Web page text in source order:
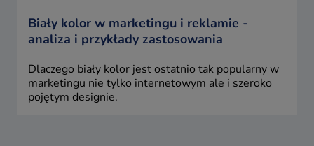
Biały kolor w marketingu i reklamie -
analiza i przykłady zastosowania
Dlaczego biały kolor jest ostatnio tak popularny w
marketingu nie tylko internetowym ale i szeroko
pojętym designie.